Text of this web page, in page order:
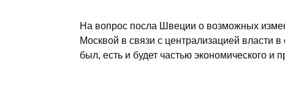
На вопрос посла Швеции о возможных
Москвой в связи с централизацией власти
был, есть и будет частью экономического и